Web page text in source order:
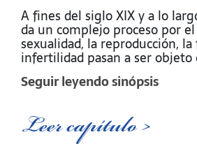
A fines del siglo XIX y a lo
da un complejo proceso por
sexualidad, la reproducción,
infertilidad pasan a ser objeto
medicina, especialmente de
biólogos y endocrinólogos. De
reproducción dejan de ser
curanderos, boticarios y
interpretaciones místicas y
Seguir leyendo sinópsis
Leer capítulo >